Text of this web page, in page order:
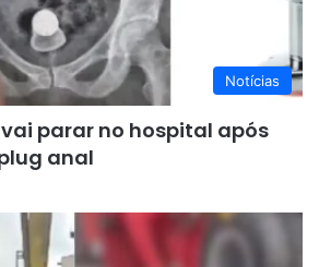
Notícias
parar no hospital após
anal